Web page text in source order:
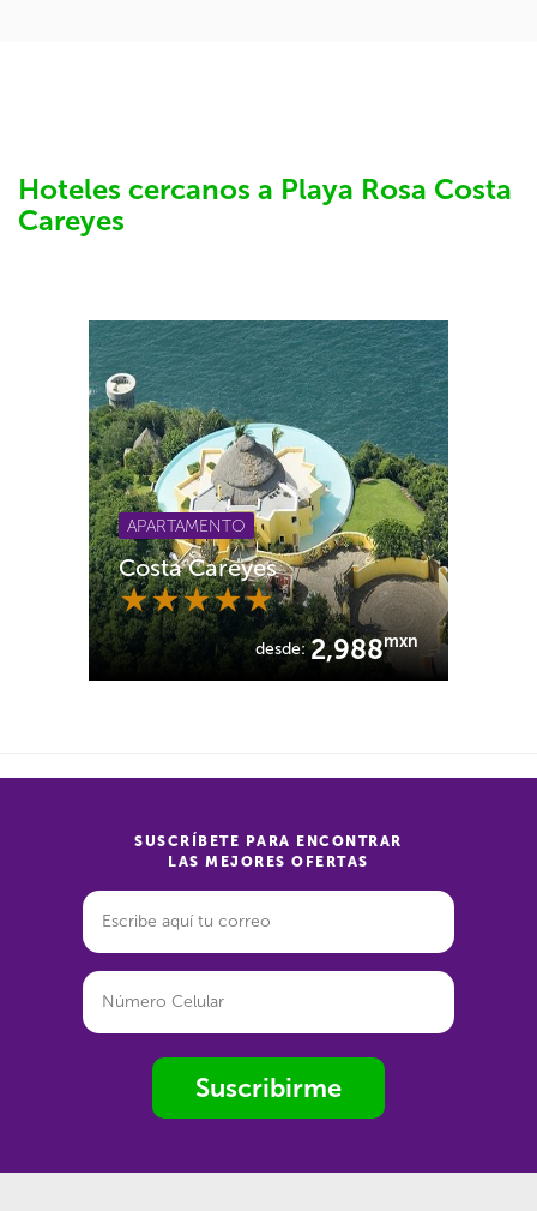
Hoteles cercanos a Playa Rosa Costa
Careyes
APARTAMENTO
Costa Careyes
desde:2,988mxn
SUSCRÍBETE PARA ENCONTRAR
LAS MEJORES OFERTAS
Suscribirme